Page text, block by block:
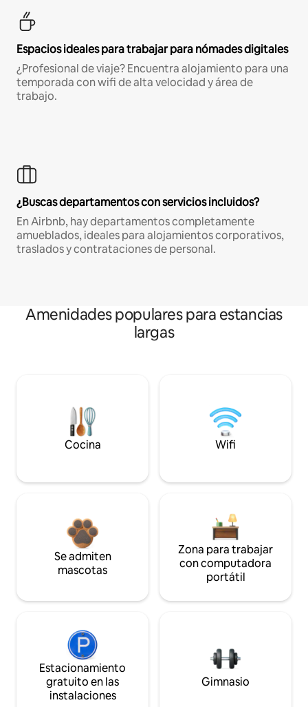
Espacios ideales para trabajar para nómades digitales
¿Profesional de viaje? Encuentra alojamiento para una
temporada con wifi de alta velocidad y área de
trabajo.
¿Buscas departamentos con servicios incluidos?
En Airbnb, hay departamentos completamente
amueblados, ideales para alojamientos corporativos,
traslados y contrataciones de personal.
Amenidades populares para estancias
largas
Cocina Wifi
Se admiten
mascotas
Zona para trabajar
con computadora
portátil
Estacionamiento
gratuito en las
instalaciones
Gimnasio